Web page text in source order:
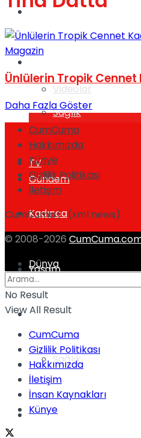
Videolar
Gündem
Yaşam
Sağlık
Gündem
Sağlık
TV
Kadınca
Dünya
Türkiye
Müzik
Sinema
Magazin
Ünlülerin Tropik
Daha Fazla Göster
CumCuma
Hakkımızda
Künye
Gizlilik Politikası
İletişim
CumCuma | (xml news)
© 2008-2026
No Result
View All Result
CumCuma
Gizlilik Politikası
Hakkımızda
İletişim
İnsan Kaynakları
Künye